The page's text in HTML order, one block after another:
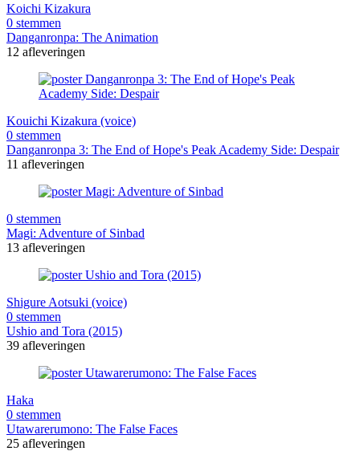
Koichi Kizakura
0 stemmen
Danganronpa: The Animation
12 afleveringen
Kouichi Kizakura (voice)
0 stemmen
Danganronpa 3: The End of Hope's Peak Academy Side: Despair
11 afleveringen
0 stemmen
Magi: Adventure of Sinbad
13 afleveringen
Shigure Aotsuki (voice)
0 stemmen
Ushio and Tora (2015)
39 afleveringen
Haka
0 stemmen
Utawarerumono: The False Faces
25 afleveringen